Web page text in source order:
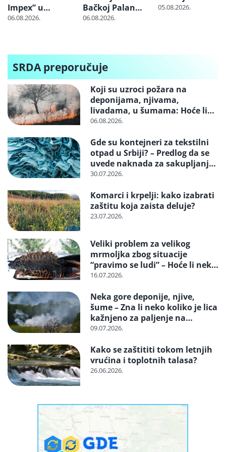
Impex” u
Kraljevu još
06.08.2026.
Bačkoj Palanci
zbog požara
06.08.2026.
05.08.2026.
SRDA preporučuje
Koji su uzroci požara na
deponijama, njivama,
livadama, u šumama: Hoće li
neko konačno biti kažnjen
06.08.2026.
Gde su kontejneri za tekstilni
otpad u Srbiji? – Predlog da se
uvede naknada za sakupljanje i
reciklažu i svrstavanje u
30.07.2026.
Komarci i krpelji: kako izabrati
zaštitu koja zaista deluje?
23.07.2026.
Veliki problem za velikog
mrmoljka zbog situacije
“pravimo se ludi” – Hoće li neko
reagovati i spasiti strogo
16.07.2026.
Neka gore deponije, njive,
šume – Zna li neko koliko je lica
kažnjeno za paljenje na
otvorenom
09.07.2026.
Kako se zaštititi tokom letnjih
vrućina i toplotnih talasa?
26.06.2026.